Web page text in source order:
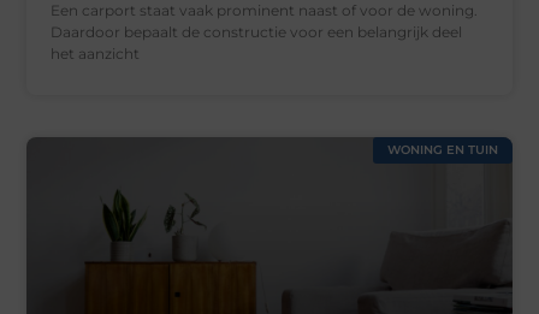
Een carport staat vaak prominent naast of voor de woning.
Daardoor bepaalt de constructie voor een belangrijk deel
het aanzicht
WONING EN TUIN